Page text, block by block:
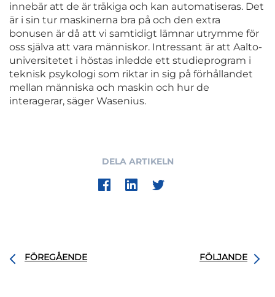
innebär att de är tråkiga och kan automatiseras. Det
är i sin tur maskinerna bra på och den extra
bonusen är då att vi samtidigt lämnar utrymme för
oss själva att vara människor. Intressant är att Aalto-
universitetet i höstas inledde ett studieprogram i
teknisk psykologi som riktar in sig på förhållandet
mellan människa och maskin och hur de
interagerar, säger Wasenius.
DELA ARTIKELN
FÖREGÅENDE FÖLJANDE